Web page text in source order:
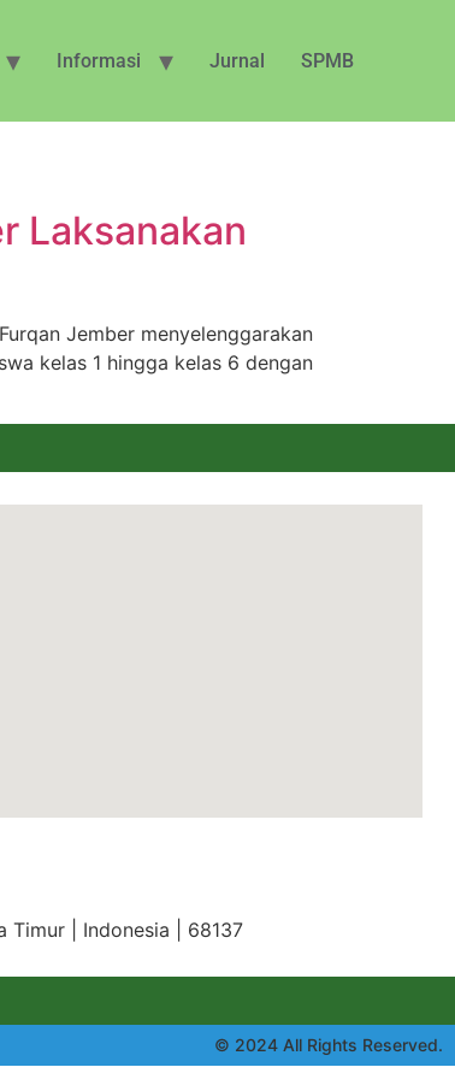
Informasi Jurnal SPMB
Laksanakan
Jember menyelenggarakan
kelas 1 hingga kelas 6 dengan
Timur | Indonesia | 68137
© 2024 All Rights Reserved.